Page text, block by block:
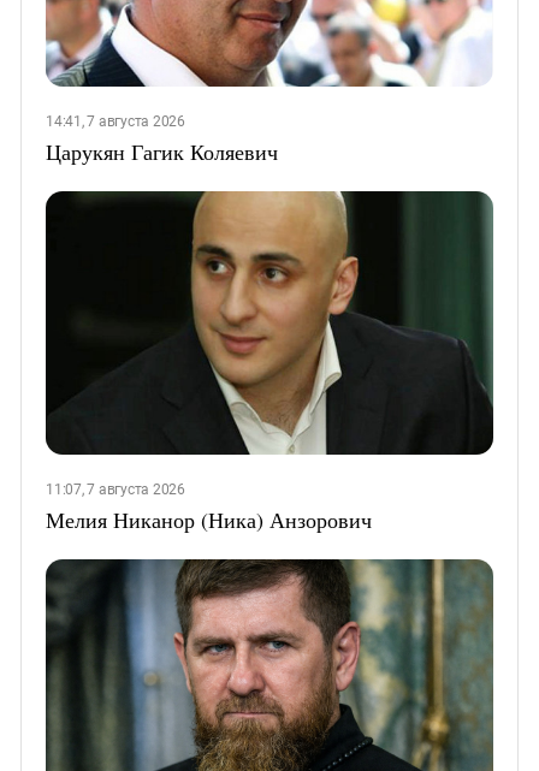
14:41, 7 августа 2026
Царукян Гагик Коляевич
11:07, 7 августа 2026
Мелия Никанор (Ника) Анзорович